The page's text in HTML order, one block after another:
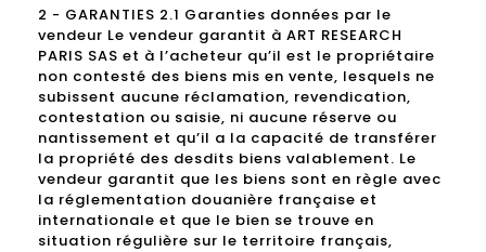
2 - GARANTIES 2.1 Garanties données par le
vendeur Le vendeur garantit à ART RESEARCH
PARIS SAS et à l’acheteur qu’il est le propriétaire
non contesté des biens mis en vente, lesquels ne
subissent aucune réclamation, revendication,
contestation ou saisie, ni aucune réserve ou
nantissement et qu’il a la capacité de transférer
la propriété des desdits biens valablement. Le
vendeur garantit que les biens sont en règle avec
la réglementation douanière française et
internationale et que le bien se trouve en
situation régulière sur le territoire français,